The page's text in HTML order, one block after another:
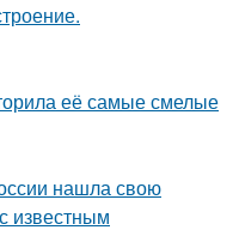
её самые смелые
нашла свою
известным